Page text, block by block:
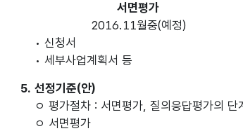
서면평가
2016.11월중(예정)
• 신청서
• 세부사업계획서 등
5. 선정기준(안)
ㅇ 평가절차 : 서면평가, 질의응답평가의 단
ㅇ 서면평가